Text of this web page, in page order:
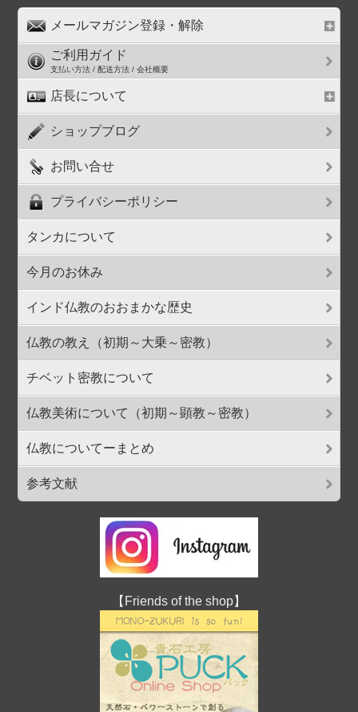
メールマガジン登録・解除
ご利用ガイド
支払い方法 / 配送方法 / 会社概要
店長について
ショップブログ
お問い合せ
プライバシーポリシー
タンカについて
今月のお休み
インド仏教のおおまかな歴史
仏教の教え（初期～大乗～密教）
チベット密教について
仏教美術について（初期～顕教～密教）
仏教についてーまとめ
参考文献
【Friends of the shop】